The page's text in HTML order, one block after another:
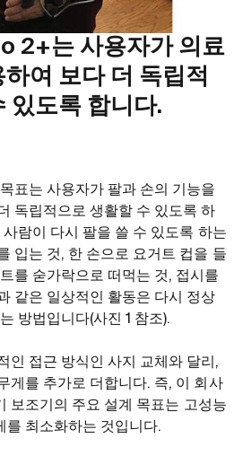
2+는 사용자가 의료
여 보다 더 독립적
있도록 합니다.
표는 사용자가 팔과 손의 기능을
독립적으로 생활할 수 있도록 하
람이 다시 팔을 쓸 수 있도록 하는
입는 것, 한 손으로 요거트 컵을 들
를 숟가락으로 떠먹는 것, 접시를
같은 일상적인 활동은 다시 정상
방법입니다(사진 1 참조).
인 접근 방식인 사지 교체와 달리,
게를 추가로 더합니다. 즉, 이 회사
보조기의 주요 설계 목표는 고성능
를 최소화하는 것입니다.